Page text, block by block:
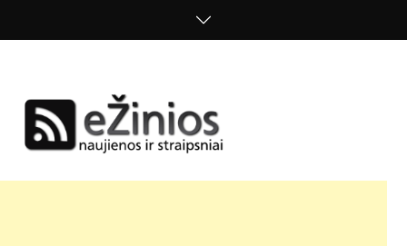
nuomonės